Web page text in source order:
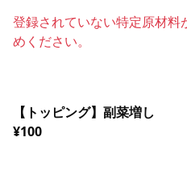
登録されていない特定原材
めください。
【トッピング】副菜増し
¥100